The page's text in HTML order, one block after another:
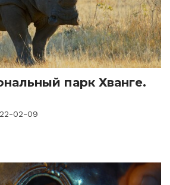
парк Хванге.
02-09